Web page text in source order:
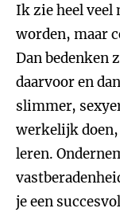
Ik zie heel veel
worden, maar
Dan bedenken
daarvoor en
slimmer,
werkelijk doen,
leren.
je een